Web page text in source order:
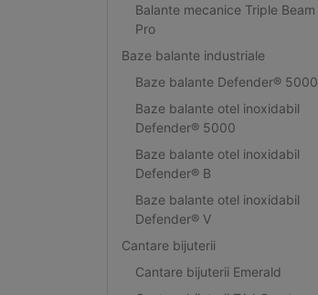
Balante mecanice Triple Beam
Pro
Baze balante industriale
Baze balante Defender® 5000
Baze balante otel inoxidabil
Defender® 5000
Baze balante otel inoxidabil
Defender® B
Baze balante otel inoxidabil
Defender® V
Cantare bijuterii
Cantare bijuterii Emerald